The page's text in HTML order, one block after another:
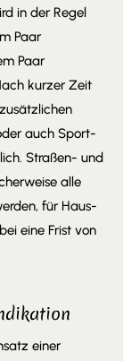
in der Regel
Paar
Paar
kurzer Zeit
auch Sport-
Straßen- und
alle
für Haus-
eine Frist von
einer